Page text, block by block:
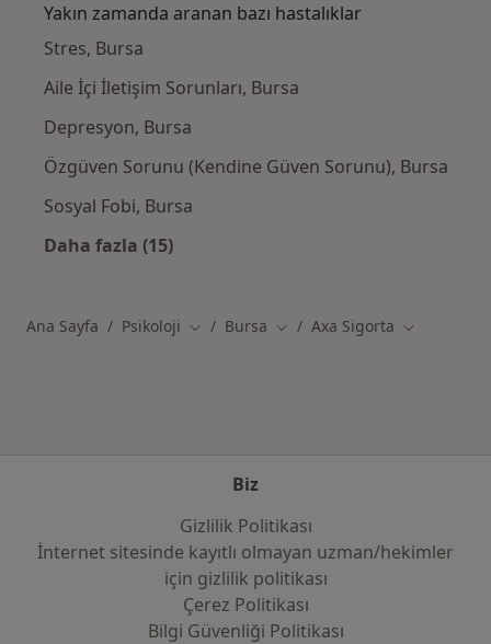
Yakın zamanda aranan bazı hastalıklar
Stres, Bursa
Aile İçi İletişim Sorunları, Bursa
Depresyon, Bursa
Özgüven Sorunu (Kendine Güven Sorunu), Bursa
Sosyal Fobi, Bursa
Daha fazla (15)
Ana Sayfa Psikoloji Şehir değiştir
Bursa Şehir değiştir
Axa Sigorta Şehir
Biz
Gizlilik Politikası
İnternet sitesinde kayıtlı olmayan uzman/hekimler
i̇çin gizlilik politikası
Çerez Politikası
Bilgi Güvenliği Politikası